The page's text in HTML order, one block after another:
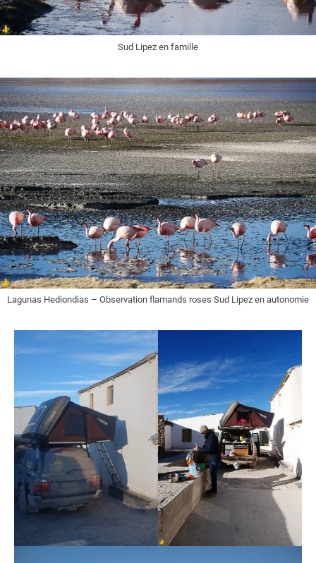
Sud Lipez en famille
Lagunas Hediondias – Observation flamands roses Sud Lipez en autonomie